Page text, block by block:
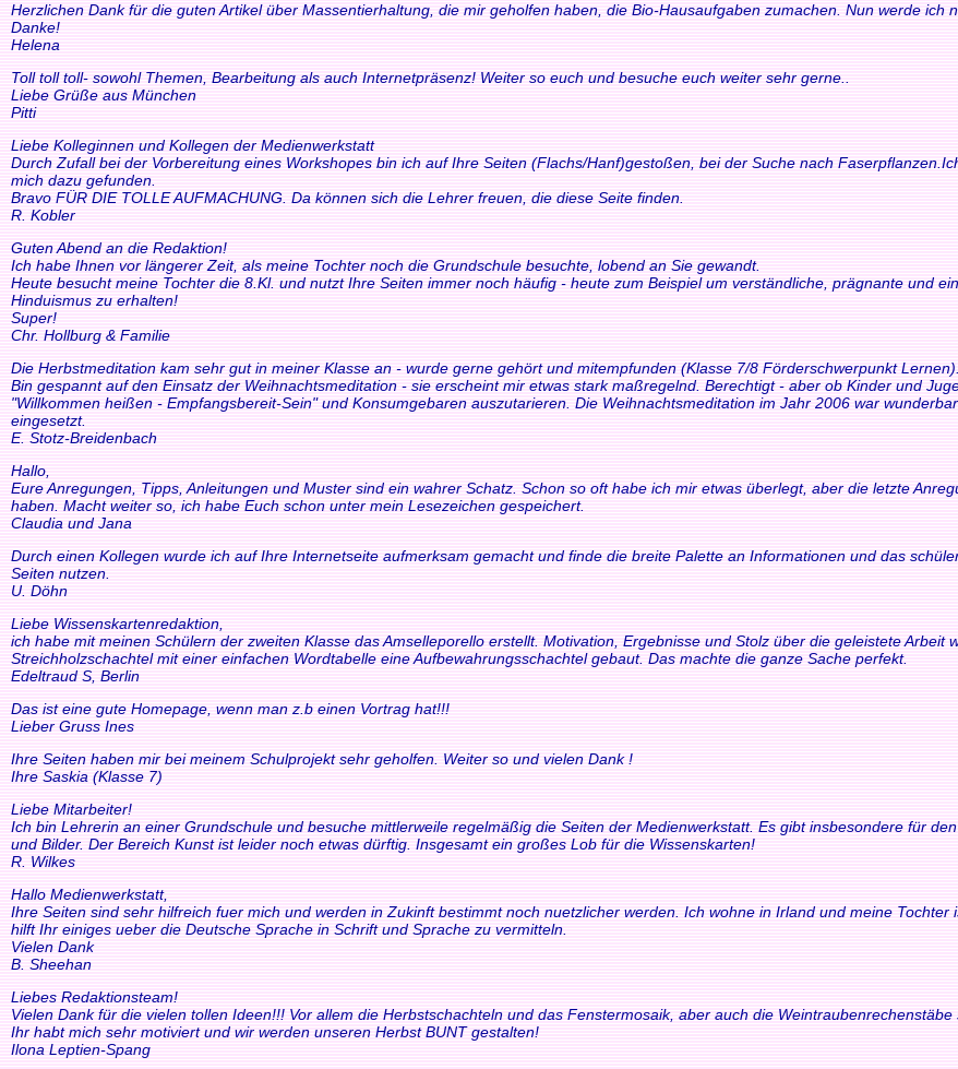
Herzlichen Dank für die guten Artikel über Massentierhaltung, die mir geholfen haben, die Bio-Hausaufgaben zumachen. Nun werde ich
Danke!
Helena
Toll toll toll- sowohl Themen, Bearbeitung als auch Internetpräsenz! Weiter so euch und besuche euch weiter sehr gerne..
Liebe Grüße aus München
Pitti
Liebe Kolleginnen und Kollegen der Medienwerkstatt
Durch Zufall bei der Vorbereitung eines Workshopes bin ich auf Ihre Seiten (Flachs/Hanf)gestoßen, bei der Suche nach
mich dazu gefunden.
Bravo FÜR DIE TOLLE AUFMACHUNG. Da können sich die Lehrer freuen, die diese Seite finden.
R. Kobler
Guten Abend an die Redaktion!
Ich habe Ihnen vor längerer Zeit, als meine Tochter noch die Grundschule besuchte, lobend an Sie gewandt.
Heute besucht meine Tochter die 8.Kl. und nutzt Ihre Seiten immer noch häufig - heute zum Beispiel um verständliche, prägnante und
Hinduismus zu erhalten!
Super!
Chr. Hollburg & Familie
Die Herbstmeditation kam sehr gut in meiner Klasse an - wurde gerne gehört und mitempfunden (Klasse 7/8 Förderschwerpunkt
Bin gespannt auf den Einsatz der Weihnachtsmeditation - sie erscheint mir etwas stark maßregelnd. Berechtigt - aber ob Kinder und
"Willkommen heißen - Empfangsbereit-Sein" und Konsumgebaren auszutarieren. Die Weihnachtsmeditation im Jahr 2006 war
eingesetzt.
E. Stotz-Breidenbach
Hallo,
Eure Anregungen, Tipps, Anleitungen und Muster sind ein wahrer Schatz. Schon so oft habe ich mir etwas überlegt, aber die letzte
haben. Macht weiter so, ich habe Euch schon unter mein Lesezeichen gespeichert.
Claudia und Jana
Durch einen Kollegen wurde ich auf Ihre Internetseite aufmerksam gemacht und finde die breite Palette an Informationen und das
Seiten nutzen.
U. Döhn
Liebe Wissenskartenredaktion,
ich habe mit meinen Schülern der zweiten Klasse das Amselleporello erstellt. Motivation, Ergebnisse und Stolz über die geleistete
Streichholzschachtel mit einer einfachen Wordtabelle eine Aufbewahrungsschachtel gebaut. Das machte die ganze Sache perfekt.
Edeltraud S, Berlin
Das ist eine gute Homepage, wenn man z.b einen Vortrag hat!!!
Lieber Gruss Ines
Ihre Seiten haben mir bei meinem Schulprojekt sehr geholfen. Weiter so und vielen Dank !
Ihre Saskia (Klasse 7)
Liebe Mitarbeiter!
Ich bin Lehrerin an einer Grundschule und besuche mittlerweile regelmäßig die Seiten der Medienwerkstatt. Es gibt insbesondere für
und Bilder. Der Bereich Kunst ist leider noch etwas dürftig. Insgesamt ein großes Lob für die Wissenskarten!
R. Wilkes
Hallo Medienwerkstatt,
Ihre Seiten sind sehr hilfreich fuer mich und werden in Zukinft bestimmt noch nuetzlicher werden. Ich wohne in Irland und meine
hilft Ihr einiges ueber die Deutsche Sprache in Schrift und Sprache zu vermitteln.
Vielen Dank
B. Sheehan
Liebes Redaktionsteam!
Vielen Dank für die vielen tollen Ideen!!! Vor allem die Herbstschachteln und das Fenstermosaik, aber auch die
Ihr habt mich sehr motiviert und wir werden unseren Herbst BUNT gestalten!
Ilona Leptien-Spang